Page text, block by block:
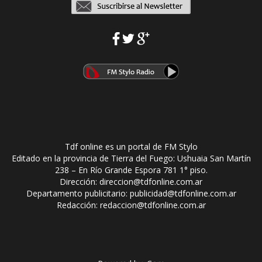
Tdf online es un portal de FM Stylo
Editado en la provincia de Tierra del Fuego: Ushuaia San Martín
238 – En Río Grande Espora 781 1° piso.
Dirección: direccion@tdfonline.com.ar
Departamento publicitario: publicidad@tdfonline.com.ar
Redacción: redaccion@tdfonline.com.ar